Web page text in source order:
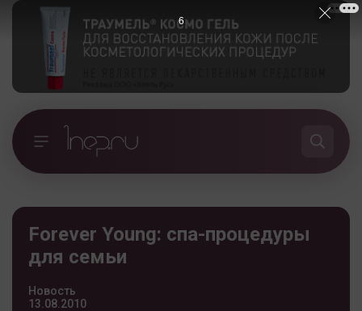
Forever Young: спа-процедуры
для семьи
Новость
13.08.2010
5